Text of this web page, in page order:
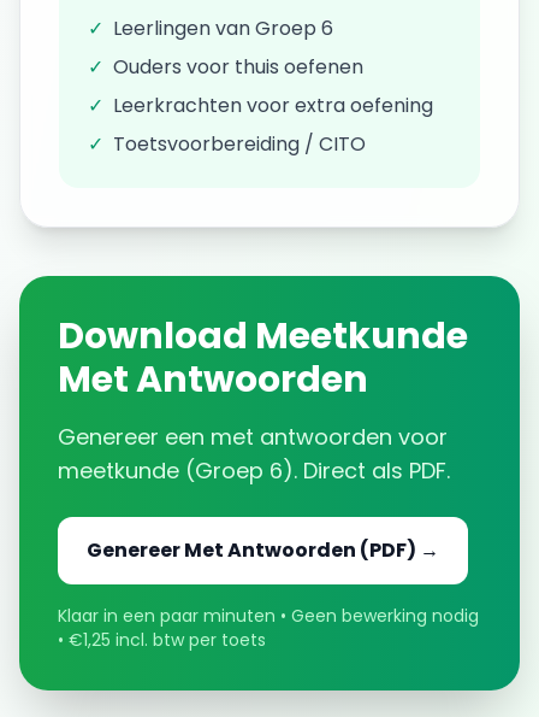
✓ Leerlingen vanGroep 6
✓ Ouders voor thuis oefenen
✓ Leerkrachten voor extra oefening
✓ Toetsvoorbereiding / CITO
Download Meetkunde
Met Antwoorden
Genereer een met antwoorden voor
meetkunde (Groep 6). Direct als PDF.
GenereerMet Antwoorden (PDF) →
Klaar in een paar minuten • Geen bewerking nodig
• €1,25 incl. btw per toets